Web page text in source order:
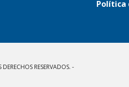
Política
RESERVADOS. -